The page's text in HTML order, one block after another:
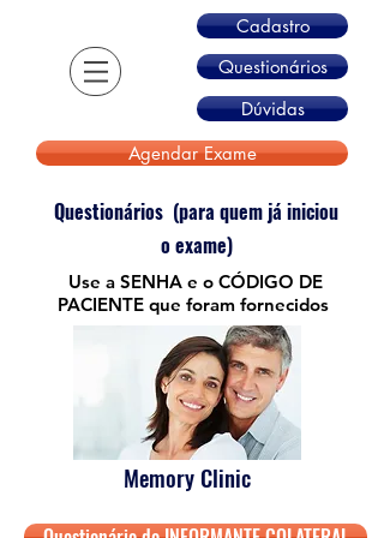
Cadastro
Questionários
Dúvidas
Agendar Exame
Questionários (para quem já iniciou
o exame)
Use a SENHA e o CÓDIGO DE
PACIENTE que foram fornecidos
Memory Clinic